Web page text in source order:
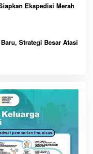
Ekspedisi Merah
Strategi Besar Atasi